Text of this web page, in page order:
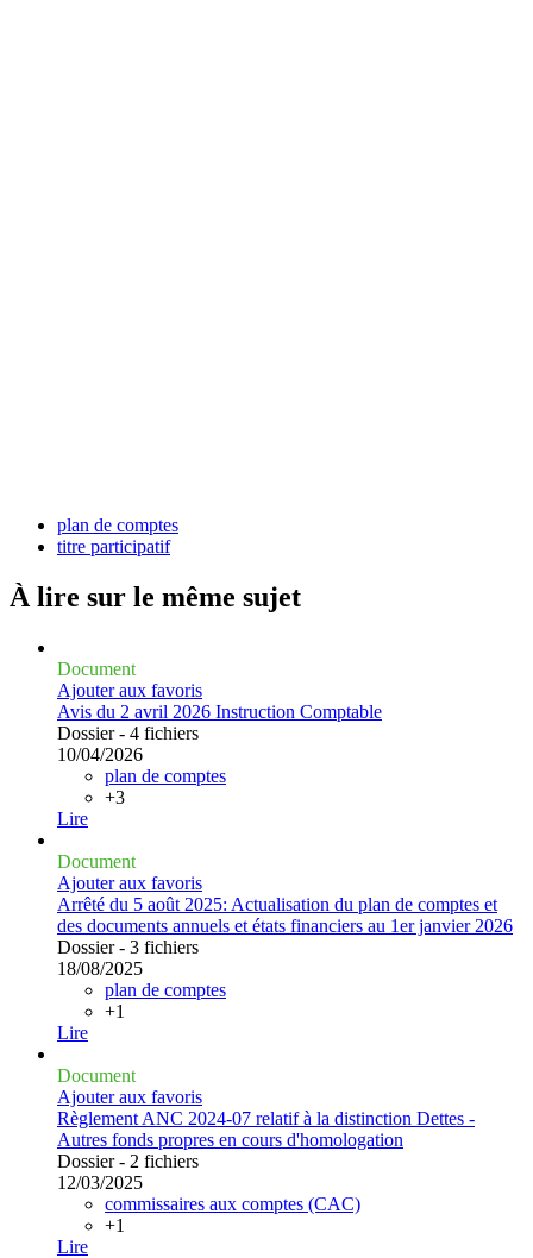
plan de comptes
titre participatif
À lire sur le même sujet
Document
Ajouter aux favoris
Avis du 2 avril 2026 Instruction Comptable
Dossier - 4 fichiers
10/04/2026
plan de comptes
+3
Lire
Document
Ajouter aux favoris
Arrêté du 5 août 2025: Actualisation du plan de comptes et
des documents annuels et états financiers au 1er janvier 2026
Dossier - 3 fichiers
18/08/2025
plan de comptes
+1
Lire
Document
Ajouter aux favoris
Règlement ANC 2024-07 relatif à la distinction Dettes -
Autres fonds propres en cours d'homologation
Dossier - 2 fichiers
12/03/2025
commissaires aux comptes (CAC)
+1
Lire